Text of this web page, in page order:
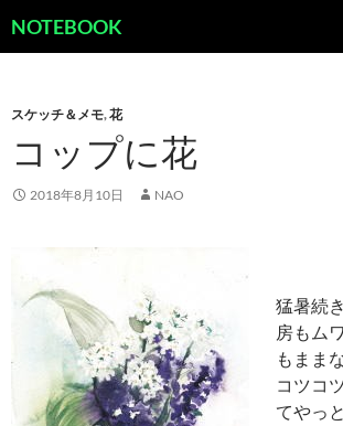
ン
ツ
キ
NOTEBOOK
索
スケッチ＆メモ,花
コップに花
2018年8月10日 NAO
猛暑続
房もム
もまま
コツコ
てやっ